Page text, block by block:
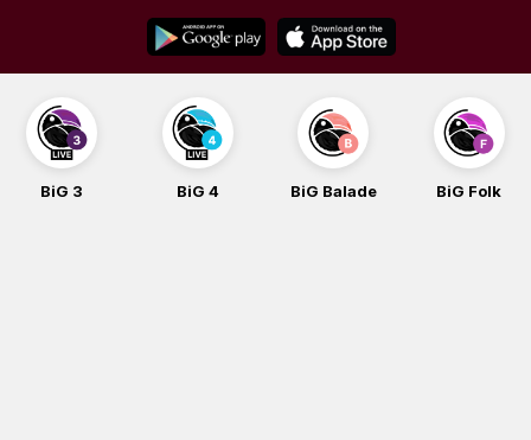
content
BiG 3 BiG 4 BiG Balade BiG Folk